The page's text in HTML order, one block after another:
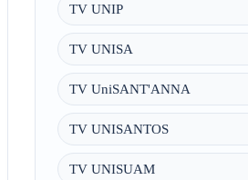
TV UNIP
TV UNISA
TV UniSANT'ANNA
TV UNISANTOS
TV UNISUAM